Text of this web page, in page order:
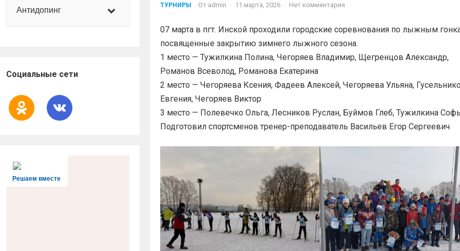
Антидопинг
Социальные сети
Решаем вместе
ТУРНИРЫ От admin · 11 марта, 2026 · Нет комментария
07 марта в пгт. Инской проходили городские соревнования по лыжным
посвященные закрытию зимнего лыжного сезона.
1 место — Тужилкина Полина, Чегоряев Владимир, Щегренцов Александр,
Романов Всеволод, Романова Екатерина
2 место — Чегоряева Ксения, Фадеев Алексей, Чегоряева Ульяна,
Евгения, Чегоряев Виктор
3 место — Полевечко Ольга, Лесников Руслан, Буймов Глеб, Тужилкина
Подготовил спортсменов тренер-преподаватель Васильев Егор Сергеевич